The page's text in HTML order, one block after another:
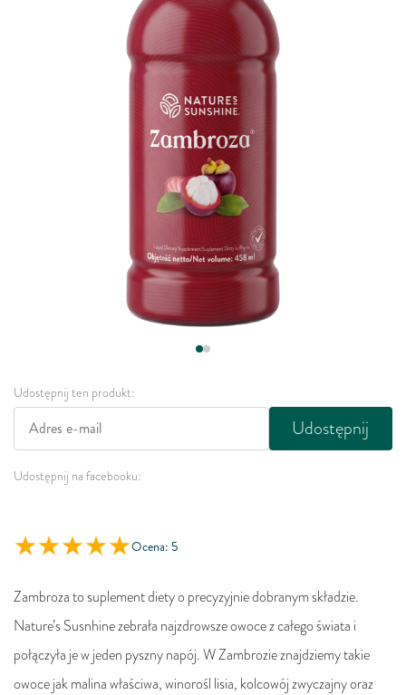
Udostępnij ten produkt:
Udostępnij
Udostępnij na facebooku:
Ocena: 5
Zambroza to suplement diety o precyzyjnie dobranym składzie.
Nature’s Susnhine zebrała najzdrowsze owoce z całego świata i
połączyła je w jeden pyszny napój. W Zambrozie znajdziemy takie
owoce jak malina właściwa, winorośl lisia, kolcowój zwyczajny oraz